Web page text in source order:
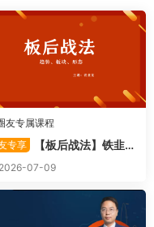
友专属课程
专享
【板后战法】铁韭菜
强势战法
2026-07-09